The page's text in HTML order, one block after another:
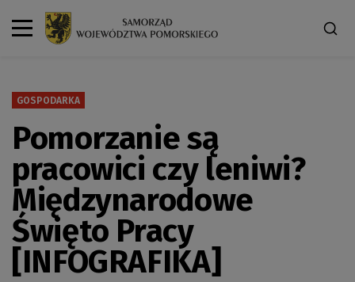
GOSPODARKA
Pomorzanie są
pracowici czy leniwi?
Międzynarodowe
Święto Pracy
[INFOGRAFIKA]